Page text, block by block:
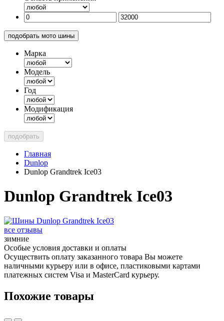
подобрать мото шины
Марка
Модель
Год
Модификация
подобрать
Главная
Dunlop
Dunlop Grandtrek Ice03
Dunlop Grandtrek Ice03
все отзывы
зимние
Особые условия доставки и оплаты
Осуществить оплату заказанного товара Вы можете
наличными курьеру или в офисе, пластиковыми картами
платежных систем Visa и MasterCard курьеру.
Похожие товары